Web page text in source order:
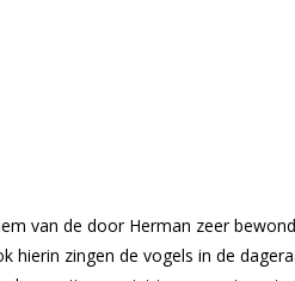
van de door Herman zeer
zingen de vogels in de